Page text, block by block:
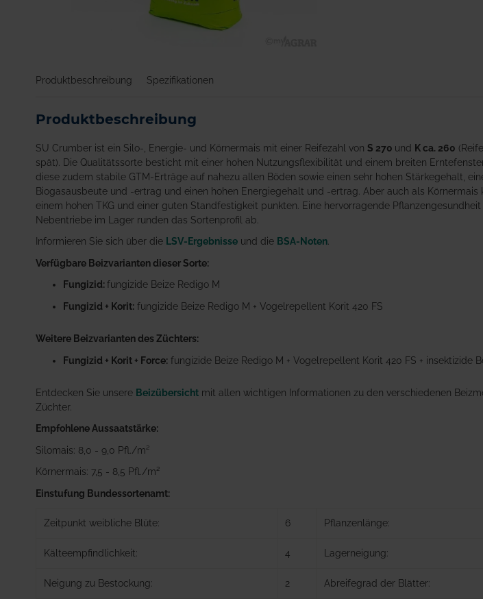
der
springen
Produktbeschreibung Spezifikationen
Produktbeschreibung
SU Crumber ist ein Silo-, Energie- und Körnermais mit einer Reifezahl von S 270 und K ca. 260
spät). Die Qualitätssorte besticht mit einer hohen Nutzungsflexibilität und einem breiten
diese zudem stabile GTM-Erträge auf nahezu allen Böden sowie einen sehr hohen Stärkegehalt,
Biogasausbeute und -ertrag und einen hohen Energiegehalt und -ertrag. Aber auch als Körnermais
einem hohen TKG und einer guten Standfestigkeit punkten. Eine hervorragende
Nebentriebe im Lager runden das Sortenprofil ab.
Informieren Sie sich über die LSV-Ergebnisse und die BSA-Noten.
Verfügbare Beizvarianten dieser Sorte:
Fungizid:fungizide Beize Redigo M
Fungizid + Korit: fungizide Beize Redigo M + Vogelrepellent Korit 420 FS
Weitere Beizvarianten des Züchters:
Fungizid + Korit + Force: fungizide Beize Redigo M + Vogelrepellent Korit 420 FS + insektizide
Entdecken Sie unsere Beizübersicht mit allen wichtigen Informationen zu den verschiedenen
Züchter.
Empfohlene Aussaatstärke:
Silomais: 8,0 - 9,0 Pfl./m²
Körnermais: 7,5 - 8,5 Pfl./m²
Einstufung Bundessortenamt:
Zeitpunkt weibliche Blüte: 6 Pflanzenlänge:
Kälteempfindlichkeit: 4 Lagerneigung:
Neigung zu Bestockung: 2 Abreifegrad der Blätter: